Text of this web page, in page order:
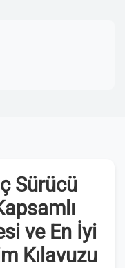
Sürücü
ve En İyi
Kılavuzu